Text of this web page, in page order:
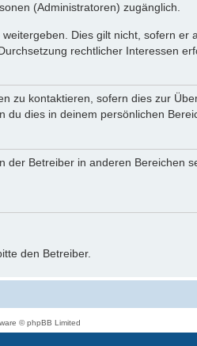
(Administratoren) zugänglich.
Dies gilt nicht, sofern er
rechtlicher Interessen
zu kontaktieren, sofern dies zur
dies in deinem persönlichen
Betreiber in anderen Bereichen
den Betreiber.
© phpBB Limited